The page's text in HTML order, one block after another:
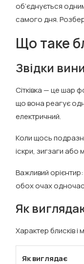
об’єднується
самого дня.
Що таке
Звідки
Сітківка — це шар
що вона реагує
електричний.
Коли щось
іскри, зигзаги
Важливий
обох очах
Як
Характер блисків
Як виглядає